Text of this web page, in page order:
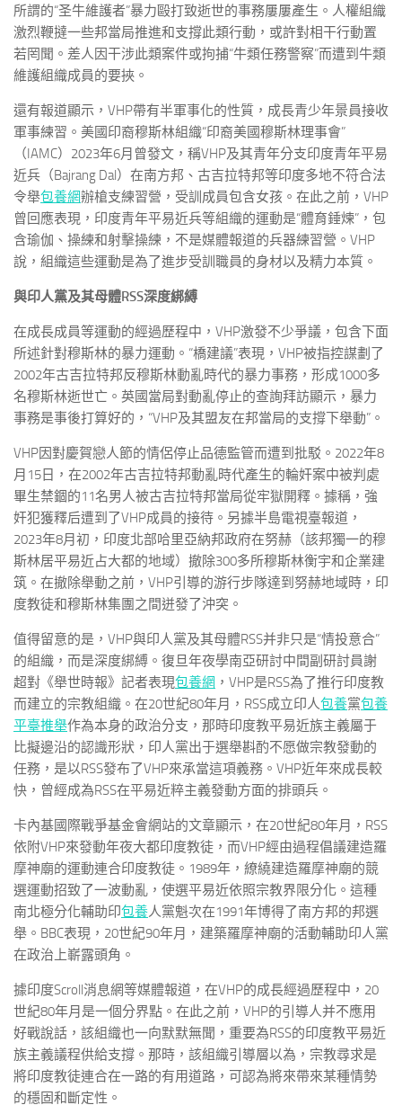
所謂的“圣牛維護者”暴力毆打致逝世的事務屢屢產生。人權組織
激烈鞭撻一些邦當局推進和支撐此類行動，或許對相干行動置
若罔聞。差人因干涉此類案件或拘捕“牛類任務警察”而遭到牛類
維護組織成員的要挾。
還有報道顯示，VHP帶有半軍事化的性質，成長青少年景員接收
軍事練習。美國印裔穆斯林組織“印裔美國穆斯林理事會”
（IAMC）2023年6月曾發文，稱VHP及其青年分支印度青年平易
近兵（Bajrang Dal）在南方邦、古吉拉特邦等印度多地不符合法
令舉包養網辦槍支練習營，受訓成員包含女孩。在此之前，VHP
曾回應表現，印度青年平易近兵等組織的運動是“體育錘煉”，包
含瑜伽、操練和射擊操練，不是媒體報道的兵器練習營。VHP
說，組織這些運動是為了進步受訓職員的身材以及精力本質。
與印人黨及其母體RSS深度綁縛
在成長成員等運動的經過歷程中，VHP激發不少爭議，包含下面
所述針對穆斯林的暴力運動。“橋建議”表現，VHP被指控謀劃了
2002年古吉拉特邦反穆斯林動亂時代的暴力事務，形成1000多
名穆斯林逝世亡。英國當局對動亂停止的查詢拜訪顯示，暴力
事務是事後打算好的，“VHP及其盟友在邦當局的支撐下舉動”。
VHP因對慶賀戀人節的情侶停止品德監管而遭到批駁。2022年8
月15日，在2002年古吉拉特邦動亂時代產生的輪奸案中被判處
畢生禁錮的11名男人被古吉拉特邦當局從牢獄開釋。據稱，強
奸犯獲釋后遭到了VHP成員的接待。另據半島電視臺報道，
2023年8月初，印度北部哈里亞納邦政府在努赫（該邦獨一的穆
斯林居平易近占大都的地域）撤除300多所穆斯林衡宇和企業建
筑。在撤除舉動之前，VHP引導的游行步隊達到努赫地域時，印
度教徒和穆斯林集團之間迸發了沖突。
值得留意的是，VHP與印人黨及其母體RSS并非只是“情投意合”
的組織，而是深度綁縛。復旦年夜學南亞研討中間副研討員謝
超對《舉世時報》記者表現包養網 ，VHP是RSS為了推行印度教
而建立的宗教組織。在20世紀80年月，RSS成立印人包養黨包養
平臺推舉作為本身的政治分支，那時印度教平易近族主義屬于
比擬邊沿的認識形狀，印人黨出于選舉斟酌不愿做宗教發動的
任務，是以RSS發布了VHP來承當這項義務。VHP近年來成長較
快，曾經成為RSS在平易近粹主義發動方面的排頭兵。
卡內基國際戰爭基金會網站的文章顯示，在20世紀80年月，RSS
依附VHP來發動年夜大都印度教徒，而VHP經由過程倡議建造羅
摩神廟的運動連合印度教徒。1989年，繚繞建造羅摩神廟的競
選運動招致了一波動亂，使選平易近依照宗教界限分化。這種
南北極分化輔助印包養人黨魁次在1991年博得了南方邦的邦選
舉。BBC表現，20世紀90年月，建築羅摩神廟的活動輔助印人黨
在政治上嶄露頭角。
據印度Scroll消息網等媒體報道，在VHP的成長經過歷程中，20
世紀80年月是一個分界點。在此之前，VHP的引導人并不應用
好戰說話，該組織也一向默默無聞，重要為RSS的印度教平易近
族主義議程供給支撐。那時，該組織引導層以為，宗教尋求是
將印度教徒連合在一路的有用道路，可認為將來帶來某種情勢
的穩固和斷定性。